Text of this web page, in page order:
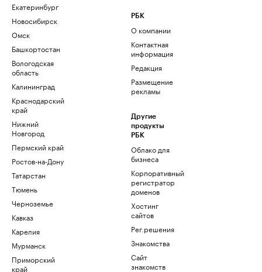
Екатеринбург
Новосибирск
Омск
Башкортостан
Вологодская
область
Калининград
Краснодарский
край
Нижний
Новгород
Пермский край
Ростов-на-Дону
Татарстан
Тюмень
Черноземье
Кавказ
Карелия
Мурманск
Приморский
край
РБК
О компании
Контактная
информация
Редакция
Размещение
рекламы
Другие
продукты
РБК
Облако для
бизнеса
Корпоративный
регистратор
доменов
Хостинг
сайтов
Рег.решения
Знакомства
Сайт
знакомств